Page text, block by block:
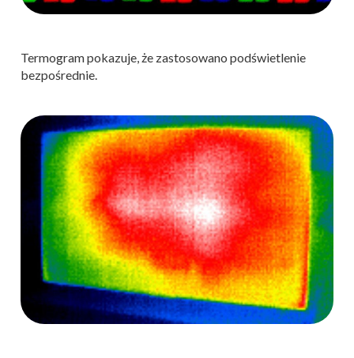
Termogram pokazuje, że zastosowano podświetlenie
bezpośrednie.